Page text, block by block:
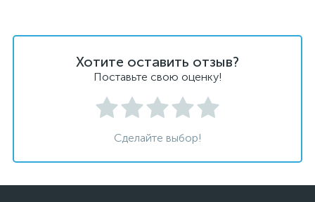
Хотите оставить отзыв?
Поставьте свою оценку!
Сделайте выбор!